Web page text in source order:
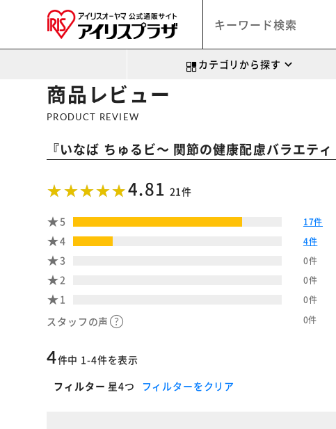
カテゴリから探す
商品レビュー
PRODUCT REVIEW
『いなば ちゅるビ～ 関節の健康配慮バラエテ
4.81 21件
5 17件
4 4件
3 0件
2 0件
1 0件
スタッフの声 0件
4件中 1-4件を表示
フィルター 星4つ フィルターをクリア